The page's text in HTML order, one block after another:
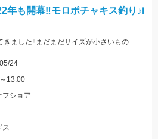
年も開幕‼モロポチャキス釣り♪i
今年も開幕‼船キス釣りに行ってきました‼まだまだサイズが小さいものも混じりますが、ハリは8～10号の方が掛かりがよくオススメですよ‼
24
13:00
フショア
ス